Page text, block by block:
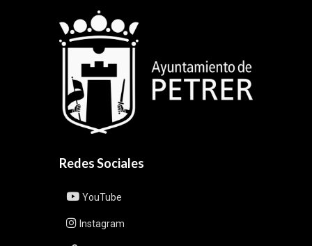
Redes Sociales
YouTube
Instagram